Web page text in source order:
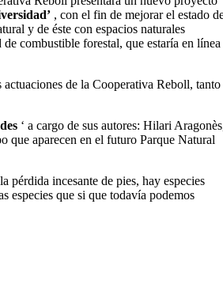
, con el fin de mejorar el estado
y de éste con espacios naturales
combustible forestal, que estaría en línea
de la Cooperativa Reboll, tanto
‘ a cargo de sus autores: Hilari
que aparecen en el futuro Parque Natural
pérdida incesante de pies, hay especies
especies que si que todavía podemos